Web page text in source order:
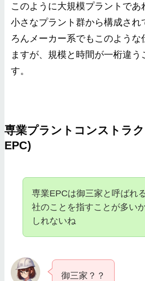
このように大規模プラントであ
小さなプラント群から構成され
ろんメーカー系でもこのような
ますが、規模と時間が一桁違う
す。
専業プラントコンストラ
EPC)
専業EPCは御三家と呼ばれ
社のことを指すことが多い
しれないね
御三家？？